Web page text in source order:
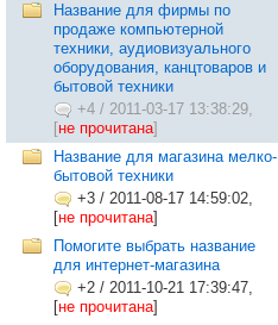
Название для фирмы по
продаже компьютерной
техники, аудиовизуального
оборудования, канцтоваров и
бытовой техники
+4 / 2011-03-17 13:38:29,
[не прочитана]
Название для магазина мелко-
бытовой техники
+3 / 2011-08-17 14:59:02,
[не прочитана]
Помогите выбрать название
для интернет-магазина
+2 / 2011-10-21 17:39:47,
[не прочитана]